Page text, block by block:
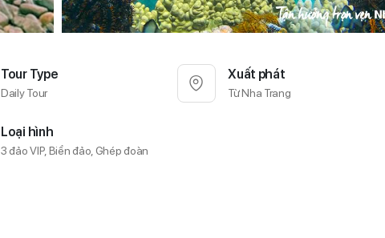
Tour Type
Daily Tour
Xuất phát
Từ Nha Trang
Loại hình
3 đảo VIP, Biển đảo, Ghép đoàn